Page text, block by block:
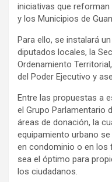
iniciativas que reforman
y los Municipios de
Para ello, se instalará
diputados locales, la
Ordenamiento
del Poder Ejecutivo y
Entre las propuestas a
el Grupo Parlamentario
áreas de donación, la
equipamiento urbano
en condominio o en los
sea el óptimo para
los ciudadanos.